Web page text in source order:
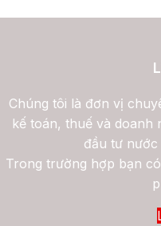
Chúng tôi là đơn vị
kế toán, thuế và doanh
đầu tư nước
Trong trường hợp bạn